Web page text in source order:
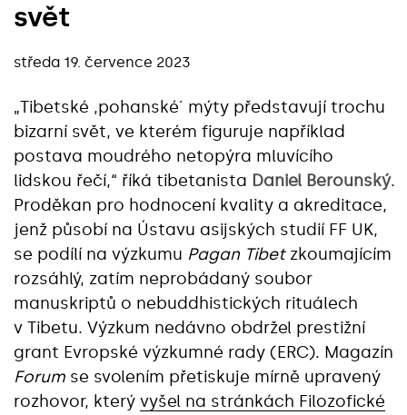
svět
středa 19. července 2023
„Tibetské ,pohanské´ mýty představují trochu
bizarní svět, ve kterém figuruje například
postava moudrého netopýra mluvícího
lidskou řečí,“ říká tibetanista Daniel Berounský.
Proděkan pro hodnocení kvality a akreditace,
jenž působí na Ústavu asijských studií FF UK,
se podílí na výzkumu Pagan Tibetzkoumajícím
rozsáhlý, zatím neprobádaný soubor
manuskriptů o nebuddhistických rituálech
v Tibetu. Výzkum nedávno obdržel prestižní
grant Evropské výzkumné rady (ERC). Magazín
Forum se svolením přetiskuje mírně upravený
rozhovor, který vyšel na stránkách Filozofické